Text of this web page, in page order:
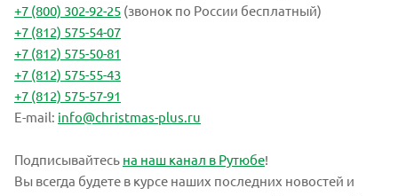
+7 (800) 302-92-25 (звонок по России бесплатный)
+7 (812) 575-54-07
+7 (812) 575-50-81
+7 (812) 575-55-43
+7 (812) 575-57-91
E-mail: info@christmas-plus.ru
Подписывайтесь на наш канал в Рутюбе!
Вы всегда будете в курсе наших последних новостей и